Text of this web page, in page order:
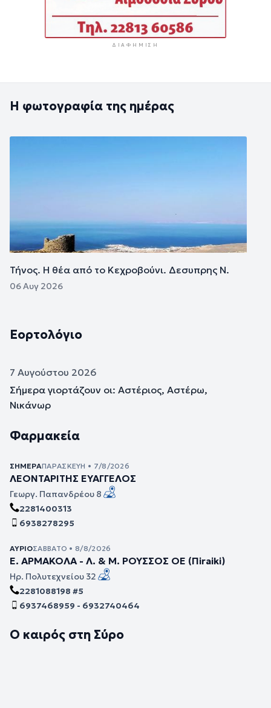
ΔΙΑΦΉΜΙΣΗ
Η φωτογραφία της ημέρας
Τήνος. Η θέα από το Κεχροβούνι. Δεσυπρης Ν.
06 Αυγ 2026
Εορτολόγιο
7 Αυγούστου 2026
Σήμερα γιορτάζουν οι: Αστέριος, Αστέρω,
Νικάνωρ
Φαρμακεία
ΣΉΜΕΡΑΠΑΡΑΣΚΕΥΉ • 7/8/2026
ΛΕΟΝΤΑΡΙΤΗΣ ΕΥΑΓΓΕΛΟΣ
Γεωργ. Παπανδρέου 8
2281400313
6938278295
ΑΎΡΙΟΣΆΒΒΑΤΟ • 8/8/2026
Ε. ΑΡΜΑΚΟΛΑ - Λ. & Μ. ΡΟΥΣΣΟΣ ΟΕ (Πiraiki)
Ηρ. Πολυτεχνείου 32
2281088198 #5
6937468959 - 6932740464
Ο καιρός στη Σύρο